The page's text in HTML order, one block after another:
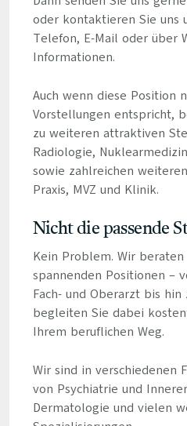
oder kontaktieren Sie uns
Telefon, E-Mail oder über
Informationen.
Auch wenn diese Position
Vorstellungen entspricht,
zu weiteren attraktiven
Radiologie,
sowie zahlreichen
Praxis, MVZ und Klinik.
Nicht die passende
Kein Problem. Wir
spannenden Positionen –
Fach- und Oberarzt bis
begleiten Sie dabei
Ihrem beruflichen Weg.
Wir sind in verschiedenen
von Psychiatrie und
Dermatologie und vielen